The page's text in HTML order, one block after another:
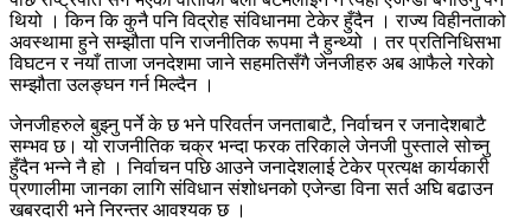
थियो । किन कि कुनै पनि विद्रोह संविधानमा टेकेर हुँदैन । राज्य विहीनताको
अवस्थामा हुने सम्झौता पनि राजनीतिक रूपमा नै हुन्थ्यो । तर प्रतिनिधिसभा
विघटन र नयाँ ताजा जनदेशमा जाने सहमतिसँगै जेनजीहरु अब आफैले गरेको
सम्झौता उलङ्घन गर्न मिल्दैन ।
जेनजीहरुले बुझ्नु पर्ने के छ भने परिवर्तन जनताबाटै, निर्वाचन र जनादेशबाटै
सम्भव छ। यो राजनीतिक चक्र भन्दा फरक तरिकाले जेनजी पुस्ताले सोच्नु
हुँदैन भन्ने नै हो । निर्वाचन पछि आउने जनादेशलाई टेकेर प्रत्यक्ष कार्यकारी
प्रणालीमा जानका लागि संविधान संशोधनको एजेन्डा विना सर्त अघि बढाउन
खबरदारी भने निरन्तर आवश्यक छ ।